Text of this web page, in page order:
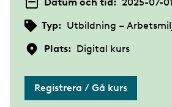
Typ: Utbildning –
Plats: Digital kurs
Registrera / Gå kurs